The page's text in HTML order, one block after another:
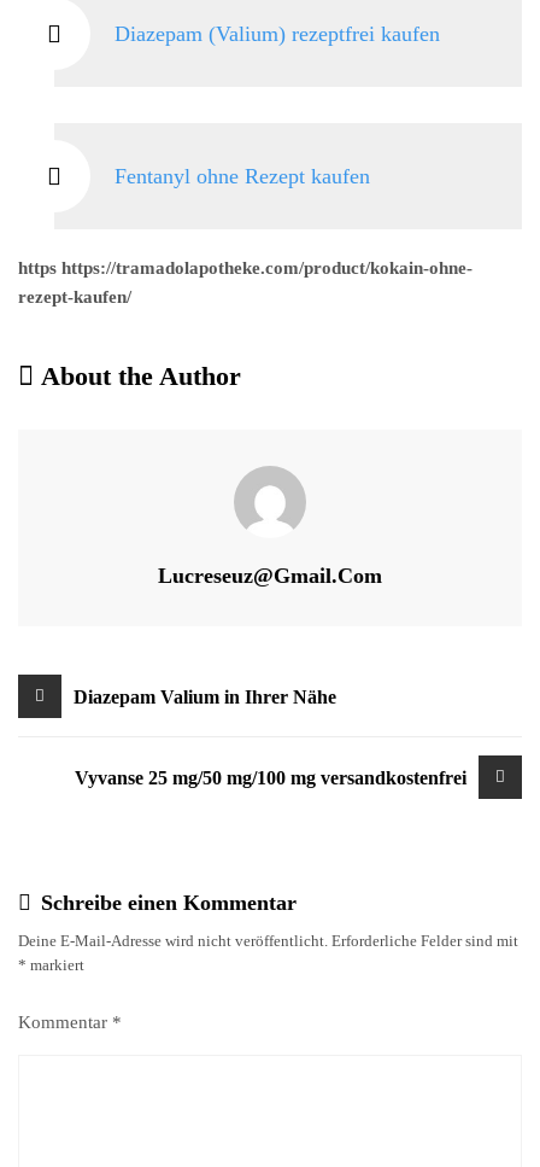
Diazepam (Valium) rezeptfrei kaufen
Fentanyl ohne Rezept kaufen
https https://tramadolapotheke.com/product/kokain-ohne-
rezept-kaufen/
About the Author
Lucreseuz@gmail.com
Beitragsnavigation
Diazepam Valium in Ihrer Nähe
Vyvanse 25 mg/50 mg/100 mg versandkostenfrei
Schreibe einen Kommentar
Deine E-Mail-Adresse wird nicht veröffentlicht. Erforderliche Felder sind mit
* markiert
Kommentar *